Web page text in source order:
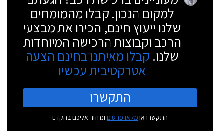
למקום הנכון. קבלו מהמומחים
שלנו ייעוץ חינם, הכירו את מבצעי
הרכב וקבוצות הרכישה המיוחדות
שלנו. קבלו מאיתנו בחינם הצעה
אטרקטיבית עכשיו
התקשרו
התקשרו או מלאו פרטים ונחזור אליכם בהקדם